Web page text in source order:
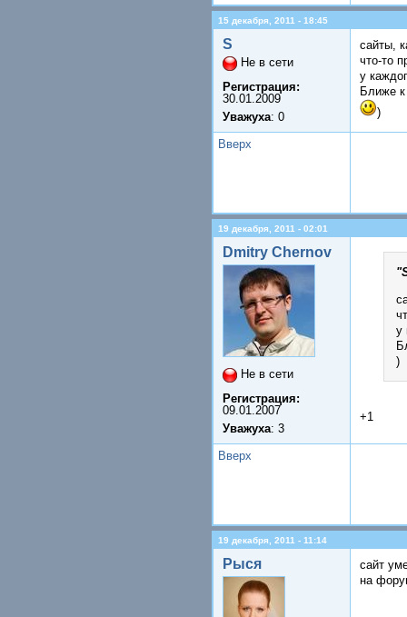
15 декабря, 2011 - 18:45
S
Не в сети
Регистрация:
30.01.2009
Уважуха: 0
сайты,
что-то
у
Ближе
)
Вверх
19 декабря, 2011 - 02:01
Dmitry Chernov
Не в сети
Регистрация:
09.01.2007
Уважуха: 3
у
)
+1
Вверх
19 декабря, 2011 - 11:14
Рыся
сайт
на